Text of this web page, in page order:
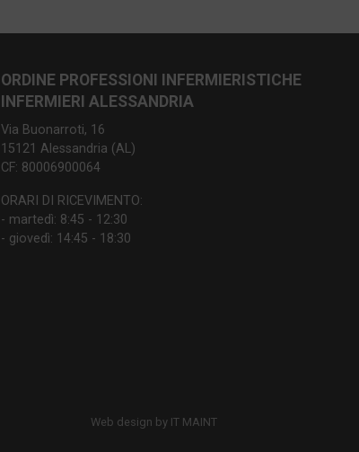
ORDINE PROFESSIONI INFERMIERISTICHE
INFERMIERI ALESSANDRIA
Via Buonarroti, 16
15121 Alessandria (AL)
CF: 80006900064
ORARI DI RICEVIMENTO:
- martedì: 8:45 - 12:30
- giovedì: 14:45 - 18:30
Web design by IT MAINT